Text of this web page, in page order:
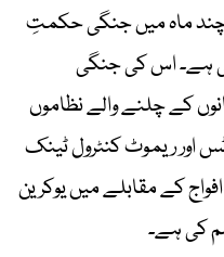
چند ماہ میں جنگی حکمتِ
ہے۔ اس کی جنگی
کے چلنے والے نظاموں
اور ریموٹ کنٹرول ٹینک
کے مقابلے میں یوکرین
کی ہے۔